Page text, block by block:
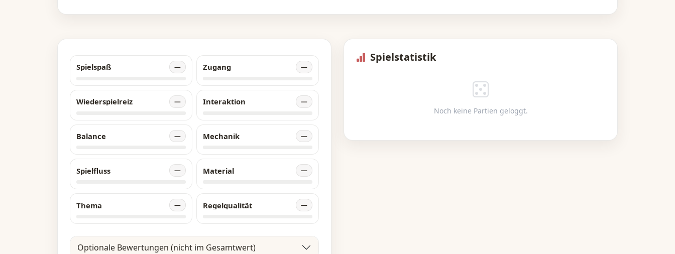
Spielspaß —
Wiederspielreiz —
Balance —
Spielfluss —
Thema —
Zugang —
Interaktion —
Mechanik —
Material —
Regelqualität —
Optionale Bewertungen (nicht im Gesamtwert)
Spielstatistik
Noch keine Partien geloggt.